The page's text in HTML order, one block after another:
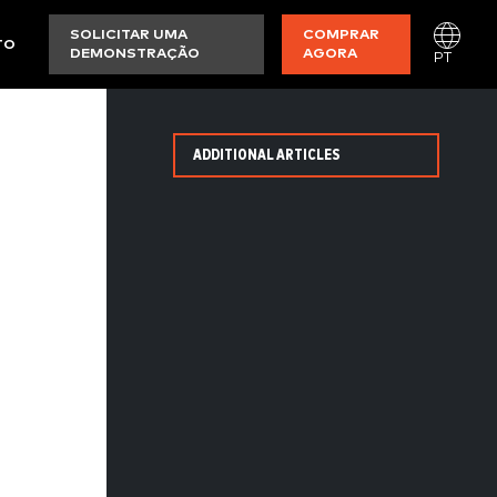
SOLICITAR UMA
DEMONSTRAÇÃO
COMPRAR
AGORA
PT
ADDITIONAL ARTICLES